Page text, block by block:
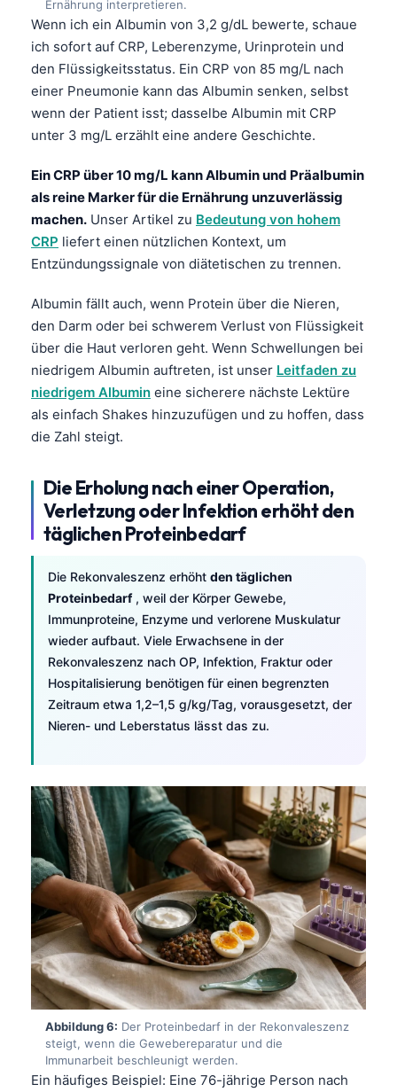
Ernährung interpretieren.
Wenn ich ein Albumin von 3,2 g/dL bewerte, schaue
ich sofort auf CRP, Leberenzyme, Urinprotein und
den Flüssigkeitsstatus. Ein CRP von 85 mg/L nach
einer Pneumonie kann das Albumin senken, selbst
wenn der Patient isst; dasselbe Albumin mit CRP
unter 3 mg/L erzählt eine andere Geschichte.
Ein CRP über 10 mg/L kann Albumin und Präalbumin
als reine Marker für die Ernährung unzuverlässig
machen. Unser Artikel zu Bedeutung von hohem
CRP liefert einen nützlichen Kontext, um
Entzündungssignale von diätetischen zu trennen.
Albumin fällt auch, wenn Protein über die Nieren,
den Darm oder bei schwerem Verlust von Flüssigkeit
über die Haut verloren geht. Wenn Schwellungen bei
niedrigem Albumin auftreten, ist unser Leitfaden zu
niedrigem Albumin eine sicherere nächste Lektüre
als einfach Shakes hinzuzufügen und zu hoffen, dass
die Zahl steigt.
Die Erholung nach einer Operation,
Verletzung oder Infektion erhöht den
täglichen Proteinbedarf
Die Rekonvaleszenz erhöht den täglichen
Proteinbedarf, weil der Körper Gewebe,
Immunproteine, Enzyme und verlorene Muskulatur
wieder aufbaut. Viele Erwachsene in der
Rekonvaleszenz nach OP, Infektion, Fraktur oder
Hospitalisierung benötigen für einen begrenzten
Zeitraum etwa 1,2–1,5 g/kg/Tag, vorausgesetzt, der
Nieren- und Leberstatus lässt das zu.
Abbildung 6: Der Proteinbedarf in der Rekonvaleszenz
steigt, wenn die Gewebereparatur und die
Immunarbeit beschleunigt werden.
Ein häufiges Beispiel: Eine 76-jährige Person nach
Монгол
ພາສາລາວ
Cebuano
ئۇيغۇرچە
Кыргызча
Татар теле
Беларуская мова
Esperanto
Frysk
Ślōnskŏ gŏdka